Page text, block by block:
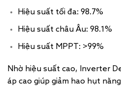
Hiệu suất tối đa: 98.7%
Hiệu suất châu Âu: 98.1%
Hiệu suất MPPT: >99%
Nhờ hiệu suất cao, Inverter
áp cao giúp giảm hao hụt